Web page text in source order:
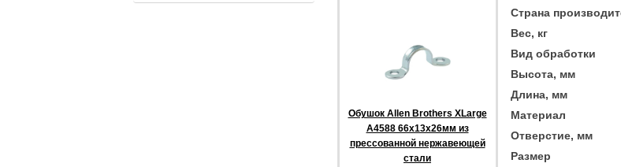
Обушок Allen Brothers XLarge
A4588 66x13x26мм из
прессованной нержавеющей
стали
Страна
Вес, кг
Вид обработки
Высота, мм
Длина, мм
Материал
Отверстие, мм
Размер